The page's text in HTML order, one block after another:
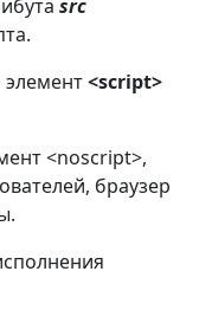
src
элемент<script>
<noscript>,
браузер